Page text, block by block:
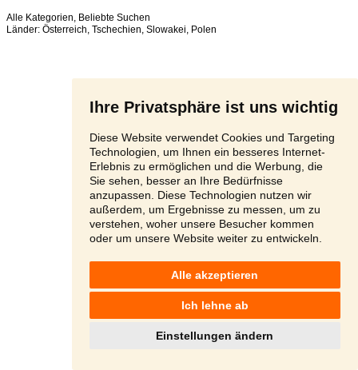
Ihre Privatsphäre ist uns wichtig
Diese Website verwendet Cookies und Targeting
Technologien, um Ihnen ein besseres Internet-
Erlebnis zu ermöglichen und die Werbung, die
Sie sehen, besser an Ihre Bedürfnisse
anzupassen. Diese Technologien nutzen wir
außerdem, um Ergebnisse zu messen, um zu
verstehen, woher unsere Besucher kommen
oder um unsere Website weiter zu entwickeln.
Alle akzeptieren
Ich lehne ab
Einstellungen ändern
Alle Kategorien, Beliebte Suchen
Länder: Österreich, Tschechien, Slowakei, Polen